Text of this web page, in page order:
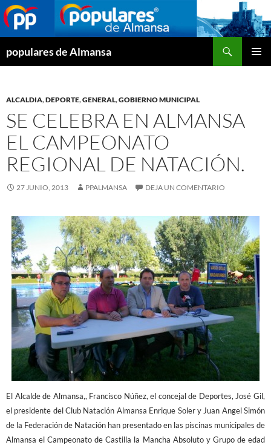
populares de Almansa
ALCALDIA,DEPORTE,GENERAL,GOBIERNO MUNICIPAL
SE CELEBRA EN ALMANSA
EL CAMPEONATO
REGIONAL DE NATACIÓN.
27 JUNIO, 2013 PPALMANSA DEJA UN COMENTARIO
El Alcalde de Almansa,, Francisco Núñez, el concejal de Deportes, José Gil,
el presidente del Club Natación Almansa Enrique Soler y Juan Angel Simón
de la Federación de Natación han presentado en las piscinas municipales de
Almansa el Campeonato de Castilla la Mancha Absoluto y Grupo de edad